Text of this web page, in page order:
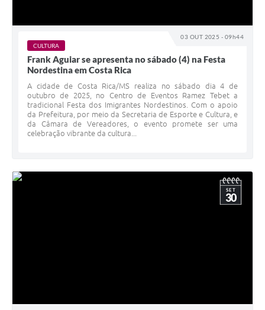
03 OUT 2025 - 09h44
CULTURA
Frank Aguiar se apresenta no sábado (4) na Festa
Nordestina em Costa Rica
A cidade de Costa Rica/MS realiza no sábado dia 4 de
outubro de 2025, no Centro de Eventos Ramez Tebet a
tradicional Festa dos Imigrantes Nordestinos. Com o apoio
da Prefeitura, por meio da Secretaria de Esporte e Cultura, e
da Câmara de Vereadores, o evento promete ser uma
celebração vibrante da cultura...
SET
30